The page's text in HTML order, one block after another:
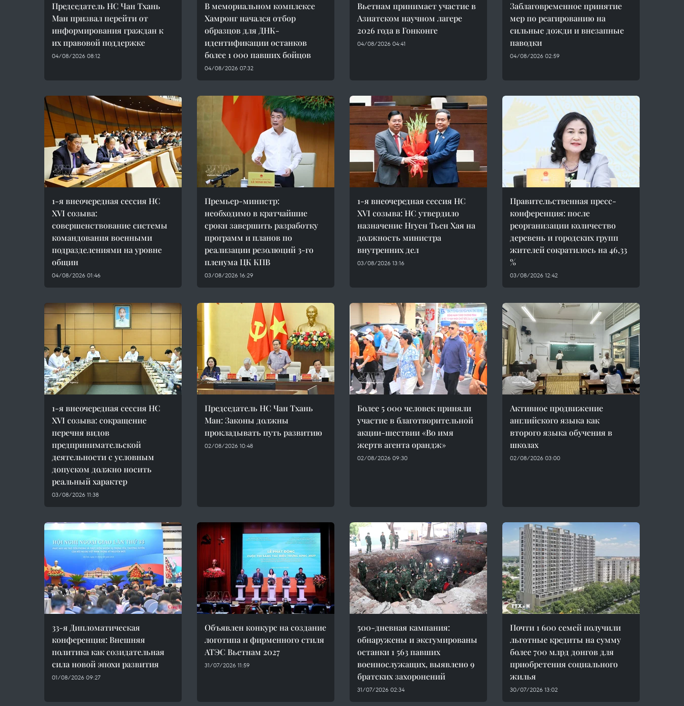
Председатель НС Чан Тхань
Ман призвал перейти от
информирования граждан к
их правовой поддержке
04/08/2026 08:12
В мемориальном комплексе
Хамронг начался отбор
образцов для ДНК-
идентификации останков
более 1 000 павших бойцов
04/08/2026 07:32
Вьетнам принимает участие в
Азиатском научном лагере
2026 года в Гонконге
04/08/2026 04:41
Заблаговременное принятие
мер по реагированию на
сильные дожди и внезапные
паводки
04/08/2026 02:59
1-я внеочередная сессия НС
XVI созыва:
совершенствование системы
командования военными
подразделениями на уровне
общин
04/08/2026 01:46
Премьер-министр:
необходимо в кратчайшие
сроки завершить разработку
программ и планов по
реализации резолюций 3-го
пленума ЦК КПВ
03/08/2026 16:29
1-я внеочередная сессия НС
XVI созыва: НС утвердило
назначение Нгуен Тьен Хая на
должность министра
внутренних дел
03/08/2026 13:16
Правительственная пресс-
конференция: после
реорганизации количество
деревень и городских групп
жителей сократилось на 46,33
%
03/08/2026 12:42
1-я внеочередная сессия НС
XVI созыва: сокращение
перечня видов
предпринимательской
деятельности с условным
допуском должно носить
реальный характер
03/08/2026 11:38
Председатель НС Чан Тхань
Ман: Законы должны
прокладывать путь развитию
02/08/2026 10:48
Более 5 000 человек приняли
участие в благотворительной
акции-шествии «Во имя
жертв агента орандж»
02/08/2026 09:30
Активное продвижение
английского языка как
второго языка обучения в
школах
02/08/2026 03:00
33-я Дипломатическая
конференция: Внешняя
политика как созидательная
сила новой эпохи развития
01/08/2026 09:27
Объявлен конкурс на создание
логотипа и фирменного стиля
АТЭС Вьетнам 2027
31/07/2026 11:59
500-дневная кампания:
обнаружены и эксгумированы
останки 1 563 павших
военнослужащих, выявлено 9
братских захоронений
31/07/2026 02:34
Почти 1 600 семей получили
льготные кредиты на сумму
более 700 млрд донгов для
приобретения социального
жилья
30/07/2026 13:02